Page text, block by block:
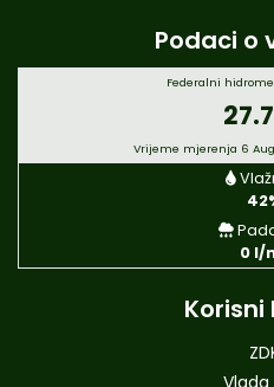
Podaci o
Federalni
Vrijeme mjerenja 6
0 l/
Korisni